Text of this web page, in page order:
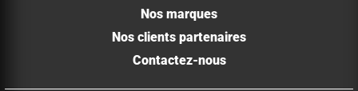
Nos marques
Nos clients partenaires
Contactez-nous